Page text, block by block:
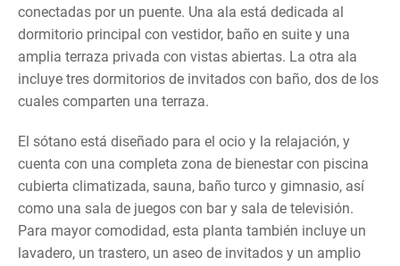
conectadas por un puente. Una ala está dedicada al
dormitorio principal con vestidor, baño en suite y una
amplia terraza privada con vistas abiertas. La otra ala
incluye tres dormitorios de invitados con baño, dos de los
cuales comparten una terraza.
El sótano está diseñado para el ocio y la relajación, y
cuenta con una completa zona de bienestar con piscina
cubierta climatizada, sauna, baño turco y gimnasio, así
como una sala de juegos con bar y sala de televisión.
Para mayor comodidad, esta planta también incluye un
lavadero, un trastero, un aseo de invitados y un amplio